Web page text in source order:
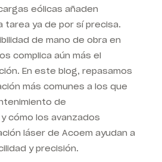
eólicas añaden
tarea ya de por sí precisa.
de mano de obra en
complica aún más el
En este blog, repasamos
más comunes a los que
de
cómo los avanzados
láser de Acoem ayudan a
y precisión.